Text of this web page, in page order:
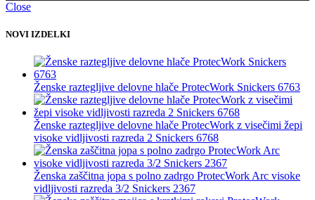
Close
NOVI IZDELKI
Ženske raztegljive delovne hlače ProtecWork Snickers 6763
Ženske raztegljive delovne hlače ProtecWork z visečimi žepi
visoke vidljivosti razreda 2 Snickers 6768
Ženska zaščitna jopa s polno zadrgo ProtecWork Arc visoke
vidljivosti razreda 3/2 Snickers 2367